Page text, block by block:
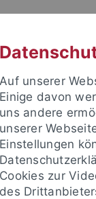
Auf unserer
Einige davon
uns andere
unserer
Einstellungen
Cookies zur
des